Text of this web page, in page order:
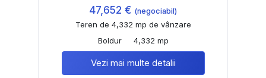
47,652 € (negociabil)
Teren de 4,332 mp de vânzare
Boldur
4,332 mp
Vezi mai multe detalii